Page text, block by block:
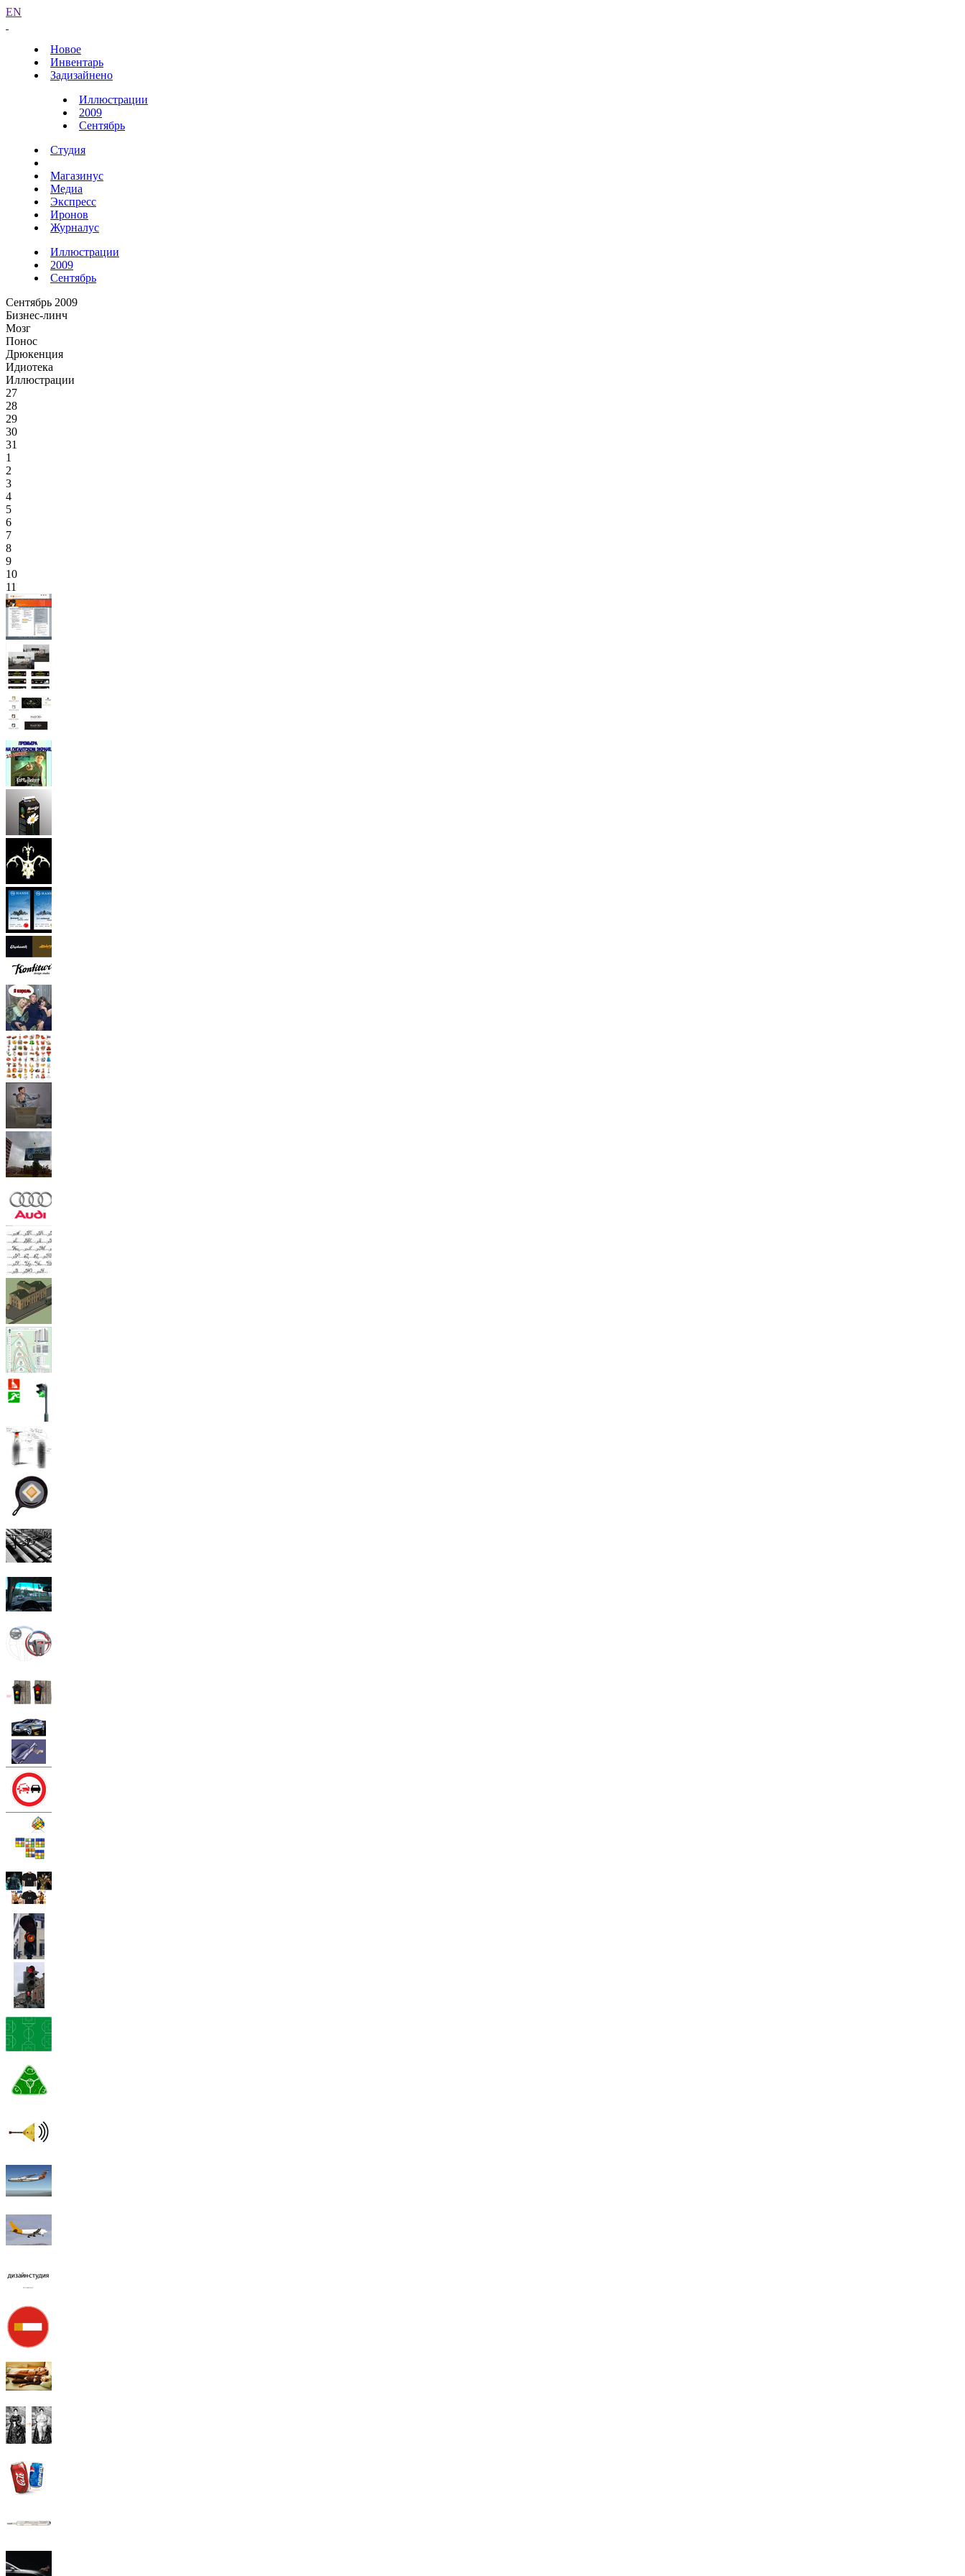
EN
Новое
Инвентарь
Задизайнено
Иллюстрации
2009
Сентябрь
Студия
Магазинус
Медиа
Экспресс
Иронов
Журналус
Иллюстрации
2009
Сентябрь
Сентябрь 2009
Бизнес-линч
Мозг
Понос
Дрюкенция
Идиотека
Иллюстрации
27
28
29
30
31
1
2
3
4
5
6
7
8
9
10
11